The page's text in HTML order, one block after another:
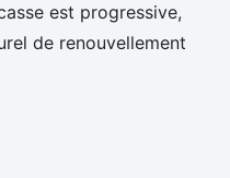
est progressive,
de renouvellement